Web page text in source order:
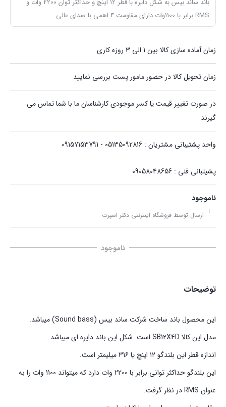
باند ساند بیس به شکل دایره با قطر 12 اینچ و حداکثر توان 2200 وات و
RMS برابر با 1100وات دارای مقاومت 4 اهمی با صدای عالی
زمان آماده سازی کالا بین 1 الی 3 روزه کاری
زمان تحویل کالا در حضور مامور پست بررسی نمایید
در صورت تغییر قیمت یا کسر موجودی کارشناسان ما با شما تماس می
گیرند
واحد پشتیبانی مشتریان : 05135092816 - 09157153791
پشیتبانی فنی : 09058048656
ناموجود
ارسال توسط فروشگاه اینترنتی دکتر اسپرت
ناموجود
توضیحات
این محصول باند ساخت شرکت ساند بیس (Sound bass) میباشد.
مدل این کالا SB12X4D است. شکل این باند دایره ای میباشد.
اندازه قطر این بلندگو ۱۲ اینچ یا 316 میلیمتر است.
این بلندگو حداکثر توانی برابر با 2200 وات دارد که میتواند 1100 وات را به
عنوان RMS در نظر گرفت.